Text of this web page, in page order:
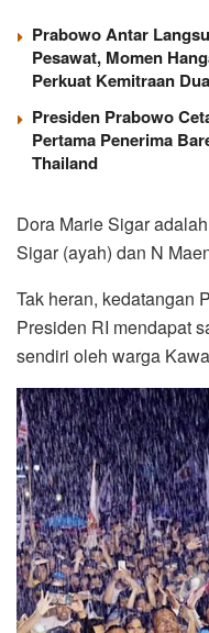
Prabowo Antar
Pesawat, Momen
Perkuat Kemitraan
Presiden Prabowo
Pertama Penerima
Thailand
Dora Marie Sigar
Sigar (ayah) dan N
Tak heran, kedatangan
Presiden RI mendapat
sendiri oleh warga